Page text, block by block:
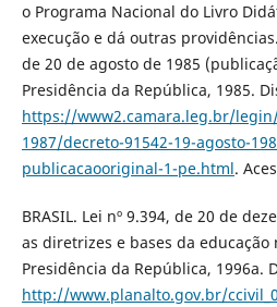
o Programa Nacional do Livro
execução e dá outras
de 20 de agosto de 1985
Presidência da República, 1985.
https://www2.camara.leg.br/
1987/decreto-91542-19-agosto-
publicacaooriginal-1-pe.html.
BRASIL. Lei nº 9.394, de 20 de
as diretrizes e bases da educação
Presidência da República, 1996a.
http://www.planalto.gov.br/